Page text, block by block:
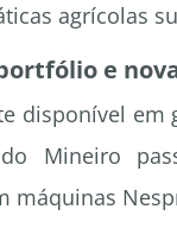
agrícolas
e
disponível em
Mineiro
máquinas